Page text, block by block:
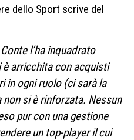
dello Sport scrive del
l’ha inquadrato
è arricchita con acquisti
in ogni ruolo (ci sarà la
non si è rinforzata. Nessun
pur con una gestione
un top-player il cui